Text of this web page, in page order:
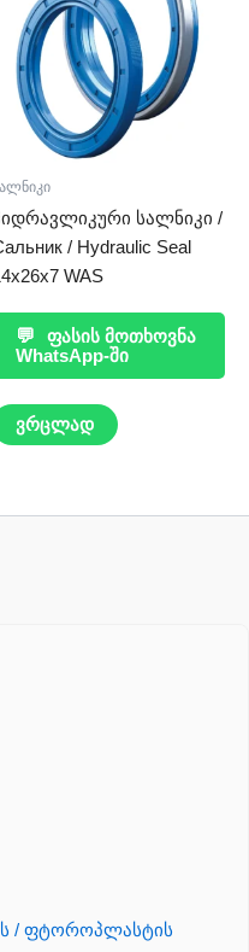
სალნიკი /
/ Hydraulic Seal
WAS
💬
ფასის მოთხოვნა
WhatsApp-ში
ვრცლად
/ ფტოროპლასტის